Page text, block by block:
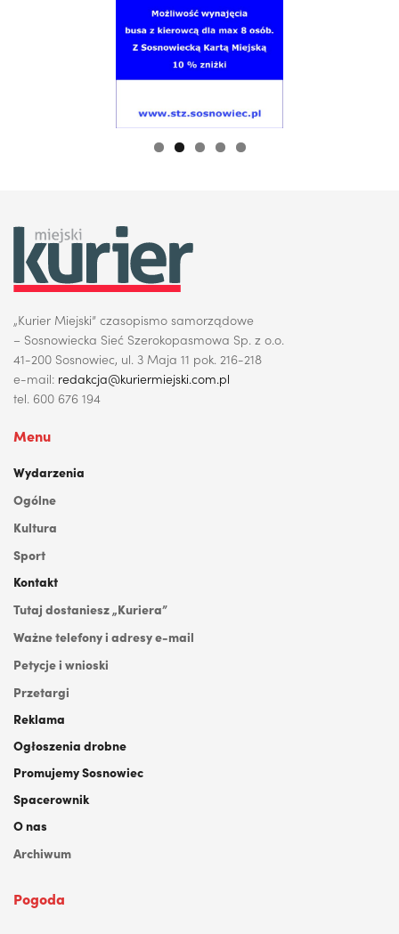
„Kurier Miejski” czasopismo samorządowe
– Sosnowiecka Sieć Szerokopasmowa Sp. z o.o.
41-200 Sosnowiec, ul. 3 Maja 11 pok. 216-218
e-mail: redakcja@kuriermiejski.com.pl
tel. 600 676 194
Menu
Wydarzenia
Ogólne
Kultura
Sport
Kontakt
Tutaj dostaniesz „Kuriera”
Ważne telefony i adresy e-mail
Petycje i wnioski
Przetargi
Reklama
Ogłoszenia drobne
Promujemy Sosnowiec
Spacerownik
O nas
Archiwum
Pogoda